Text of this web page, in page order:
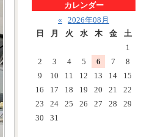
カレンダー
«
2026年08月
日
月 火 水 木 金
土
1
2
3 4 5 6 7
8
9
10 11 12 13 14
15
16
17 18 19 20 21
22
23
24 25 26 27 28
29
30
31